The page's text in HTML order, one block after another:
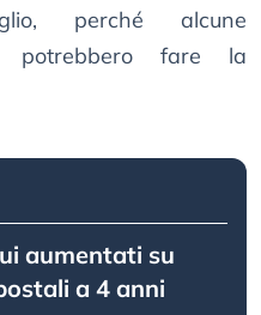
perché alcune
potrebbero fare la
aumentati su
a 4 anni